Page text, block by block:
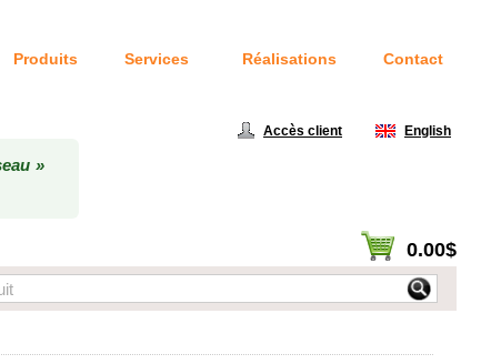
Produits Services Réalisations Contact
Accès client English
»
0.00$
Voir panier / Passer à la caisse